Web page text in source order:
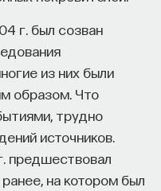
г. был созван
из них были
образом. Что
трудно
источников.
предшествовал
на котором был